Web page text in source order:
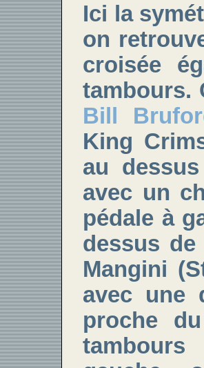
Ici la
on
croisée
tambours.
Bill
King
au
avec un
pédale à
dessus
Mangini
avec une
proche